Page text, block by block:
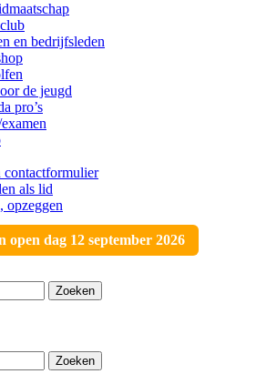
en bedrijfsleden
de jeugd
pro’s
contactformulier
als lid
opzeggen
open dag 12 september 2026